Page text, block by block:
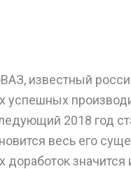
известный
2018 год
весь его
значится